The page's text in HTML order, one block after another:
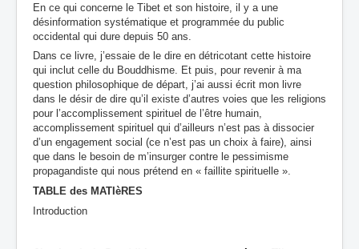
En ce qui concerne le Tibet et son histoire, il y a une
désinformation systématique et programmée du public
occidental qui dure depuis 50 ans.
Dans ce livre, j’essaie de le dire en détricotant cette histoire
qui inclut celle du Bouddhisme. Et puis, pour revenir à ma
question philosophique de départ, j’ai aussi écrit mon livre
dans le désir de dire qu’il existe d’autres voies que les religions
pour l’accomplissement spirituel de l’être humain,
accomplissement spirituel qui d’ailleurs n’est pas à dissocier
d’un engagement social (ce n’est pas un choix à faire), ainsi
que dans le besoin de m’insurger contre le pessimisme
propagandiste qui nous prétend en « faillite spirituelle ».
TABLE des MATIèRES
Introduction